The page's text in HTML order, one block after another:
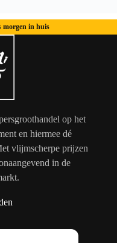
morgen in huis
op het
en hiermee dé
vlijmscherpe prijzen
in de